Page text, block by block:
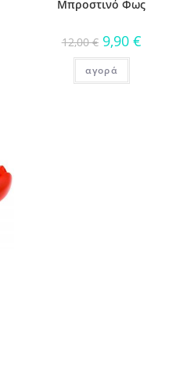
Μπροστινό Φως
12,00€ 9,90 €
αγορά